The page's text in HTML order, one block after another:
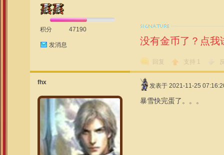
积分 47190
发消息 没有金币了？点我
回复 支持 1
fhx
发表于 2021-11-25
暴雪快完蛋了。。。